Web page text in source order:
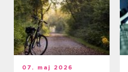
07. maj 2026